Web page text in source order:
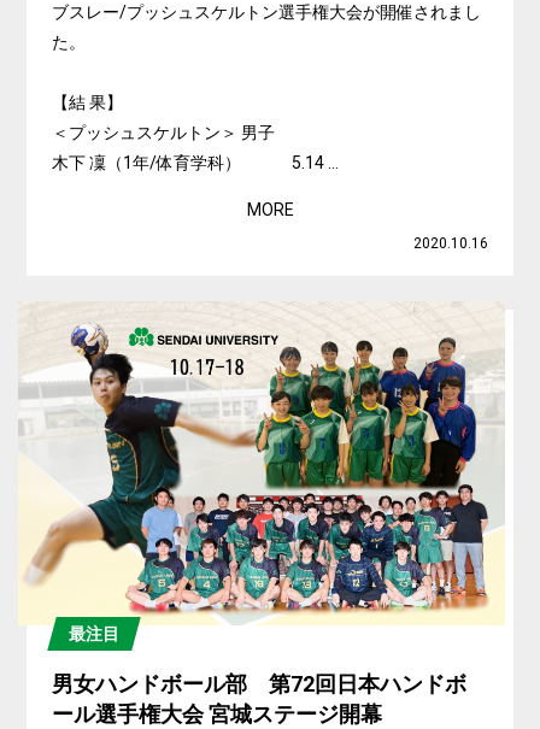
ブスレー/プッシュスケルトン選手権大会が開催されまし
た。
【結 果】
＜プッシュスケルトン＞ 男子
木下 凜（1年/体育学科） 5.14 ...
MORE
2020.10.16
最注目
男女ハンドボール部 第72回日本ハンドボ
ール選手権大会 宮城ステージ開幕